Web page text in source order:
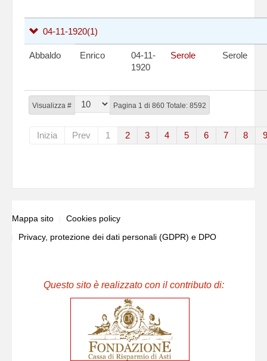
Visualizza # Pagina 1 di 860 Totale: 8592
Inizia Prev 1 2 3 4 5 6 7 8 9
04-11-1920(1)
Abbaldo Enrico
04-11-
1920
Serole Serole
Mappa sito
Cookies policy
Privacy, protezione dei dati personali (GDPR) e DPO
Questo sito è realizzato con il contributo di: